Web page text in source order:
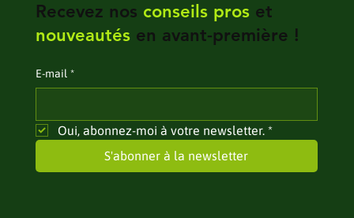
Recevez nos conseils proset
nouveautésen avant-première !
E‑mail *
Oui, abonnez-moi à votre newsletter. *
S'abonner à la newsletter